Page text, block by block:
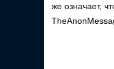
же означает,